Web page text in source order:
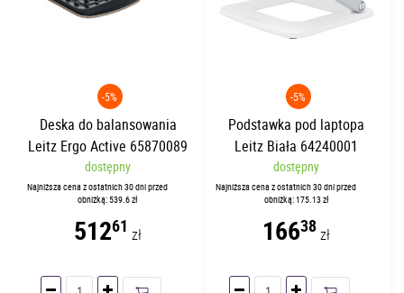
-5%
Deska do balansowania
Leitz Ergo Active 65870089
dostępny
Najniższa cena z ostatnich 30 dni przed
obniżką: 539.6 zł
51261 zł
-5%
Podstawka pod laptopa
Leitz Biała 64240001
dostępny
Najniższa cena z ostatnich 30 dni przed
obniżką: 175.13 zł
16638zł